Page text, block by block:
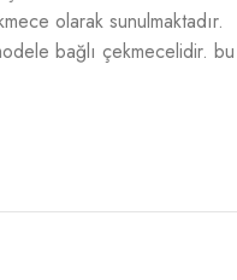
olarak sunulmaktadır.
bağlı çekmecelidir. bu